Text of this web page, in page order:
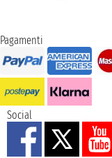
Pagamenti
Social